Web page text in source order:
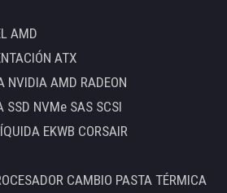
AMD
ATX
NVIDIA AMD RADEON
SSD NVMe SAS SCSI
EKWB CORSAIR
CAMBIO PASTA TÉRMICA